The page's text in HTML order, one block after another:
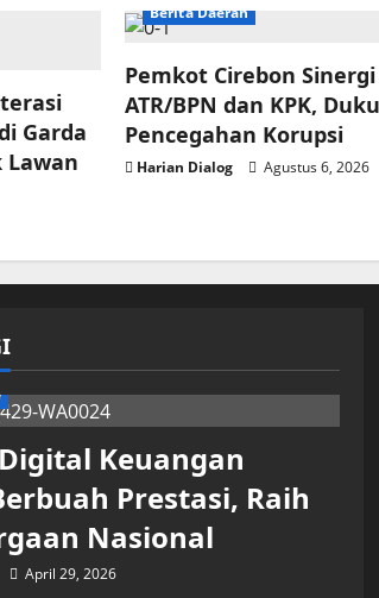
Garda
Lawan
Berita Daerah
Pemkot Cirebon
ATR/BPN dan KPK,
Pencegahan Korupsi
Harian Dialog Agustus 6, 2026
Keuangan
Prestasi, Raih
Nasional
April 29, 2026